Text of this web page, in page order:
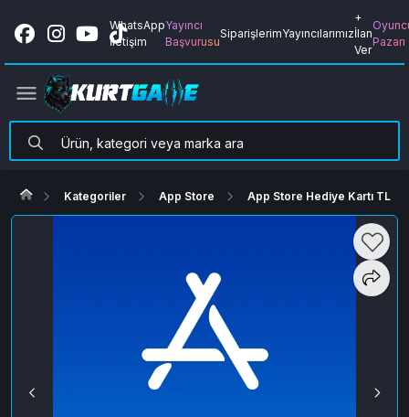
WhatsApp
İletişim
Yayıncı
Başvurusu
SiparişlerimYayıncılarımız
+
İlan
Ver
Pazarı
Kategoriler App Store App Store Hediye Kartı TL